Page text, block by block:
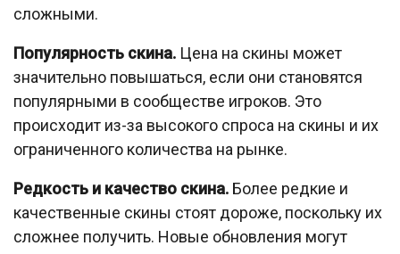
сложными.
Популярность скина. Цена на скины может
значительно повышаться, если они становятся
популярными в сообществе игроков. Это
происходит из-за высокого спроса на скины и их
ограниченного количества на рынке.
Редкость и качество скина. Более редкие и
качественные скины стоят дороже, поскольку их
сложнее получить. Новые обновления могут